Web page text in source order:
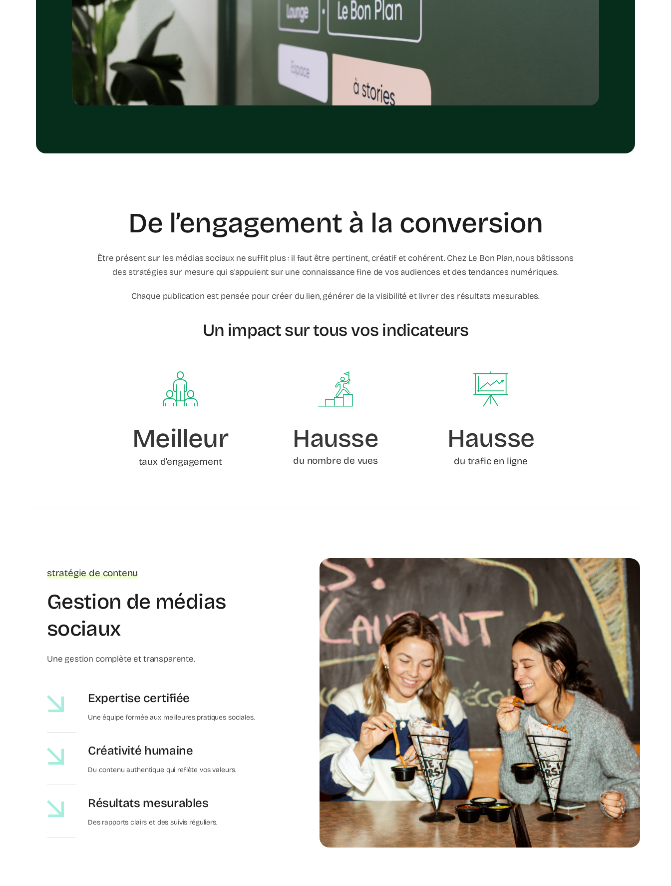
De l’engagement à la conversion
Être présent sur les médias sociaux ne suffit plus : il faut être pertinent, créatif et cohérent. Chez Le Bon Plan, nous bâtissons
des stratégies sur mesure qui s’appuient sur une connaissance fine de vos audiences et des tendances numériques.
Chaque publication est pensée pour créer du lien, générer de la visibilité et livrer des résultats mesurables.
Un impact sur tous vos indicateurs
Meilleur
taux d’engagement
Hausse
du nombre de vues
Hausse
du trafic en ligne
stratégie de contenu
Gestion de médias
sociaux
Une gestion complète et transparente.
Expertise certifiée
Une équipe formée aux meilleures pratiques sociales.
Créativité humaine
Du contenu authentique qui reflète vos valeurs.
Résultats mesurables
Des rapports clairs et des suivis réguliers.